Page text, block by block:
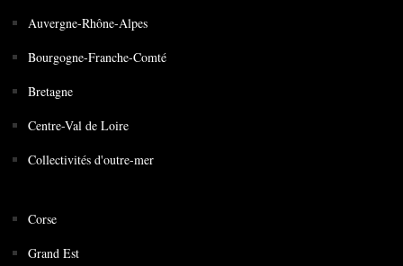
Auvergne-Rhône-Alpes
Bourgogne-Franche-Comté
Bretagne
Centre-Val de Loire
Collectivités d'outre-mer
Corse
Grand Est